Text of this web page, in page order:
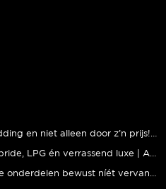
XPENG L03 zorgt voor opschudding en niet alleen door z’n prijs! | Jeroen Mul
Vernieuwde Dacia Sandero; hybride, LPG én verrassend luxe | Andreas Pol
BMW M5: waarom Rick sommige onderdelen bewust níét vervangt | Stipt Polish Point